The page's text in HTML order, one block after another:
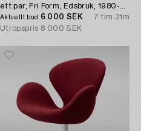
ett par, Fri Form, Edsbruk, 1980-
tal.
Aktuellt bud 6 000 SEK
7 tim 31m
Utropspris 8 000 SEK